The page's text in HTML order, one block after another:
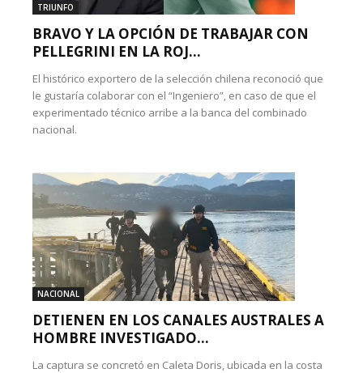
TRIUNFO
BRAVO Y LA OPCIÓN DE TRABAJAR CON
PELLEGRINI EN LA ROJ...
El histórico exportero de la selección chilena reconoció que
le gustaría colaborar con el “Ingeniero”, en caso de que el
experimentado técnico arribe a la banca del combinado
nacional.
NACIONAL
DETIENEN EN LOS CANALES AUSTRALES A
HOMBRE INVESTIGADO...
La captura se concretó en Caleta Doris, ubicada en la costa